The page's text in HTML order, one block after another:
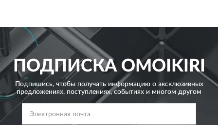
ПОДПИСКАOMOIKIRI
Подпишись, чтобы получать информацию о эксклюзивных
предложениях, поступлениях, событиях и многом другом